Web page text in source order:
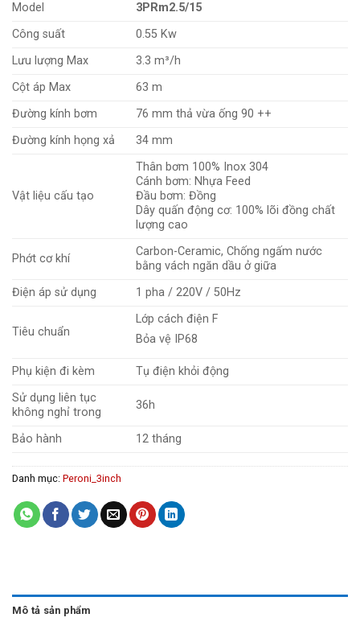
Model
3PRm2.5/15
Công suất
0.55 Kw
Lưu lượng Max
3.3 m³/h
Cột áp Max
63 m
Đường kính bơm
76 mm thả vừa ống 90 ++
Đường kính họng xả
34 mm
Vật liệu cấu tạo
Thân bơm 100% Inox 304
Cánh bơm: Nhựa Feed
Đầu bơm: Đồng
Dây quấn động cơ: 100% lõi đồng chất
lượng cao
Phớt cơ khí
Carbon-Ceramic, Chống ngấm nước
bằng vách ngăn dầu ở giữa
Điện áp sử dụng
1 pha / 220V / 50Hz
Tiêu chuẩn
Lớp cách điện F
Bỏa vệ IP68
Phụ kiện đi kèm
Tụ điện khỏi động
Sử dụng liên tục
không nghỉ trong
36h
Bảo hành 12 tháng
Danh mục: Peroni_3inch
Mô tả sản phẩm